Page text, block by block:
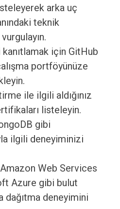
arka uç
teknik
vurgulayın.
için GitHub
portföyünüze
ile ilgili aldığınız
listeleyin.
gibi
ilgili deneyiminizi
Amazon Web Services
Azure gibi bulut
dağıtma deneyimini